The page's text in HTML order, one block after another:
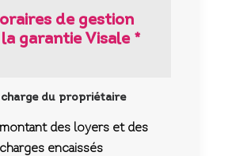
de gestion
garantie Visale *
du propriétaire
montant des loyers et des
charges encaissés